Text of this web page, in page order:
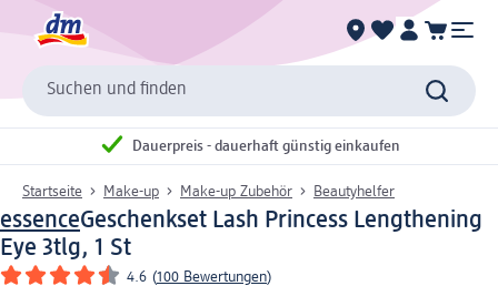
Suchen und finden
Dauerpreis - dauerhaft günstig einkaufen
Startseite Make-up Make-up Zubehör Beautyhelfer
essenceGeschenkset Lash Princess Lengthening
Eye 3tlg, 1 St
4.6 (100 Bewertungen)